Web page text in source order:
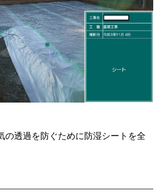
の透過を防ぐために防湿シートを全